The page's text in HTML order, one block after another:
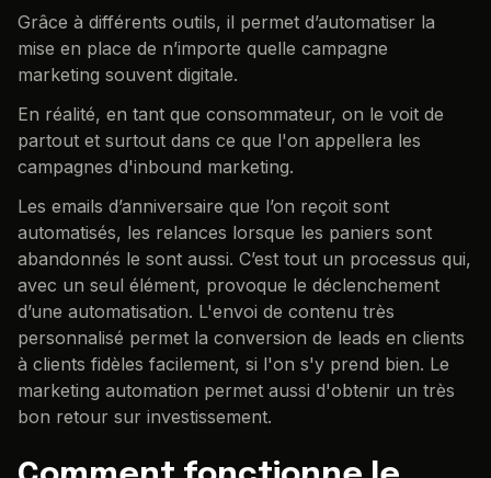
Grâce à différents outils, il permet d’automatiser la
mise en place de n’importe quelle campagne
marketing souvent digitale.
En réalité, en tant que consommateur, on le voit de
partout et surtout dans ce que l'on appellera les
campagnes d'inbound marketing.
Les emails d’anniversaire que l’on reçoit sont
automatisés, les relances lorsque les paniers sont
abandonnés le sont aussi. C’est tout un processus qui,
avec un seul élément, provoque le déclenchement
d’une automatisation. L'envoi de contenu très
personnalisé permet la conversion de leads en clients
à clients fidèles facilement, si l'on s'y prend bien. Le
marketing automation permet aussi d'obtenir un très
bon retour sur investissement.